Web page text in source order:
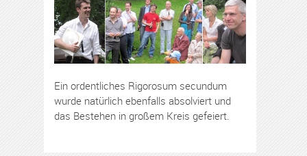
Ein ordentliches Rigorosum secundum
wurde natürlich ebenfalls absolviert und
das Bestehen in großem Kreis gefeiert.